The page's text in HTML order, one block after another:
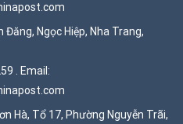
Đăng, Ngọc Hiệp, Nha Trang,
. Email:
Hà, Tổ 17, Phường Nguyễn Trãi,